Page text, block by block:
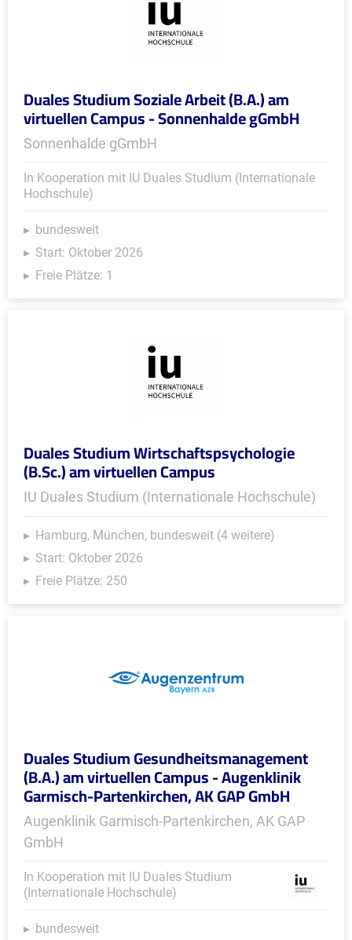
Duales Studium Soziale Arbeit (B.A.) am
virtuellen Campus - Sonnenhalde gGmbH
Sonnenhalde gGmbH
In Kooperation mit IU Duales Studium (Internationale
Hochschule)
bundesweit
Start: Oktober 2026
Freie Plätze: 1
Duales Studium Wirtschaftspsychologie
(B.Sc.) am virtuellen Campus
IU Duales Studium (Internationale Hochschule)
Hamburg, München, bundesweit (4 weitere)
Start: Oktober 2026
Freie Plätze: 250
Duales Studium Gesundheitsmanagement
(B.A.) am virtuellen Campus - Augenklinik
Garmisch-Partenkirchen, AK GAP GmbH
Augenklinik Garmisch-Partenkirchen, AK GAP
GmbH
In Kooperation mit IU Duales Studium
(Internationale Hochschule)
bundesweit